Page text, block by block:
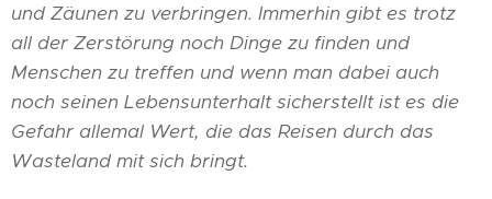
und Zäunen zu verbringen. Immerhin gibt es trotz
all der Zerstörung noch Dinge zu finden und
Menschen zu treffen und wenn man dabei auch
noch seinen Lebensunterhalt sicherstellt ist es die
Gefahr allemal Wert, die das Reisen durch das
Wasteland mit sich bringt.